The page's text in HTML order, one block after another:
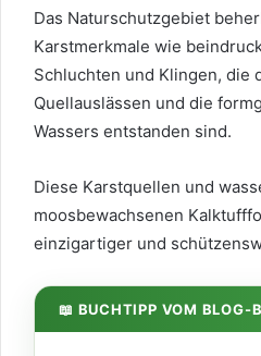
Das Naturschutzgebiet
Karstmerkmale wie
Schluchten und Klingen, die
Quellauslässen und die
Wassers entstanden sind.
Diese Karstquellen und
moosbewachsenen
einzigartiger und
📖 BUCHTIPP VOM BLOG-